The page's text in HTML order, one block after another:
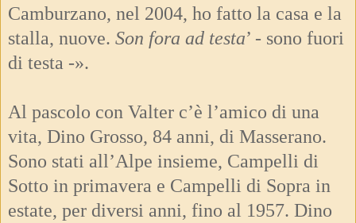
Camburzano, nel 2004, ho fatto la casa e la
stalla, nuove. Son fora ad testa’ - sono fuori
di testa -».
Al pascolo con Valter c’è l’amico di una
vita, Dino Grosso, 84 anni, di Masserano.
Sono stati all’Alpe insieme, Campelli di
Sotto in primavera e Campelli di Sopra in
estate, per diversi anni, fino al 1957. Dino